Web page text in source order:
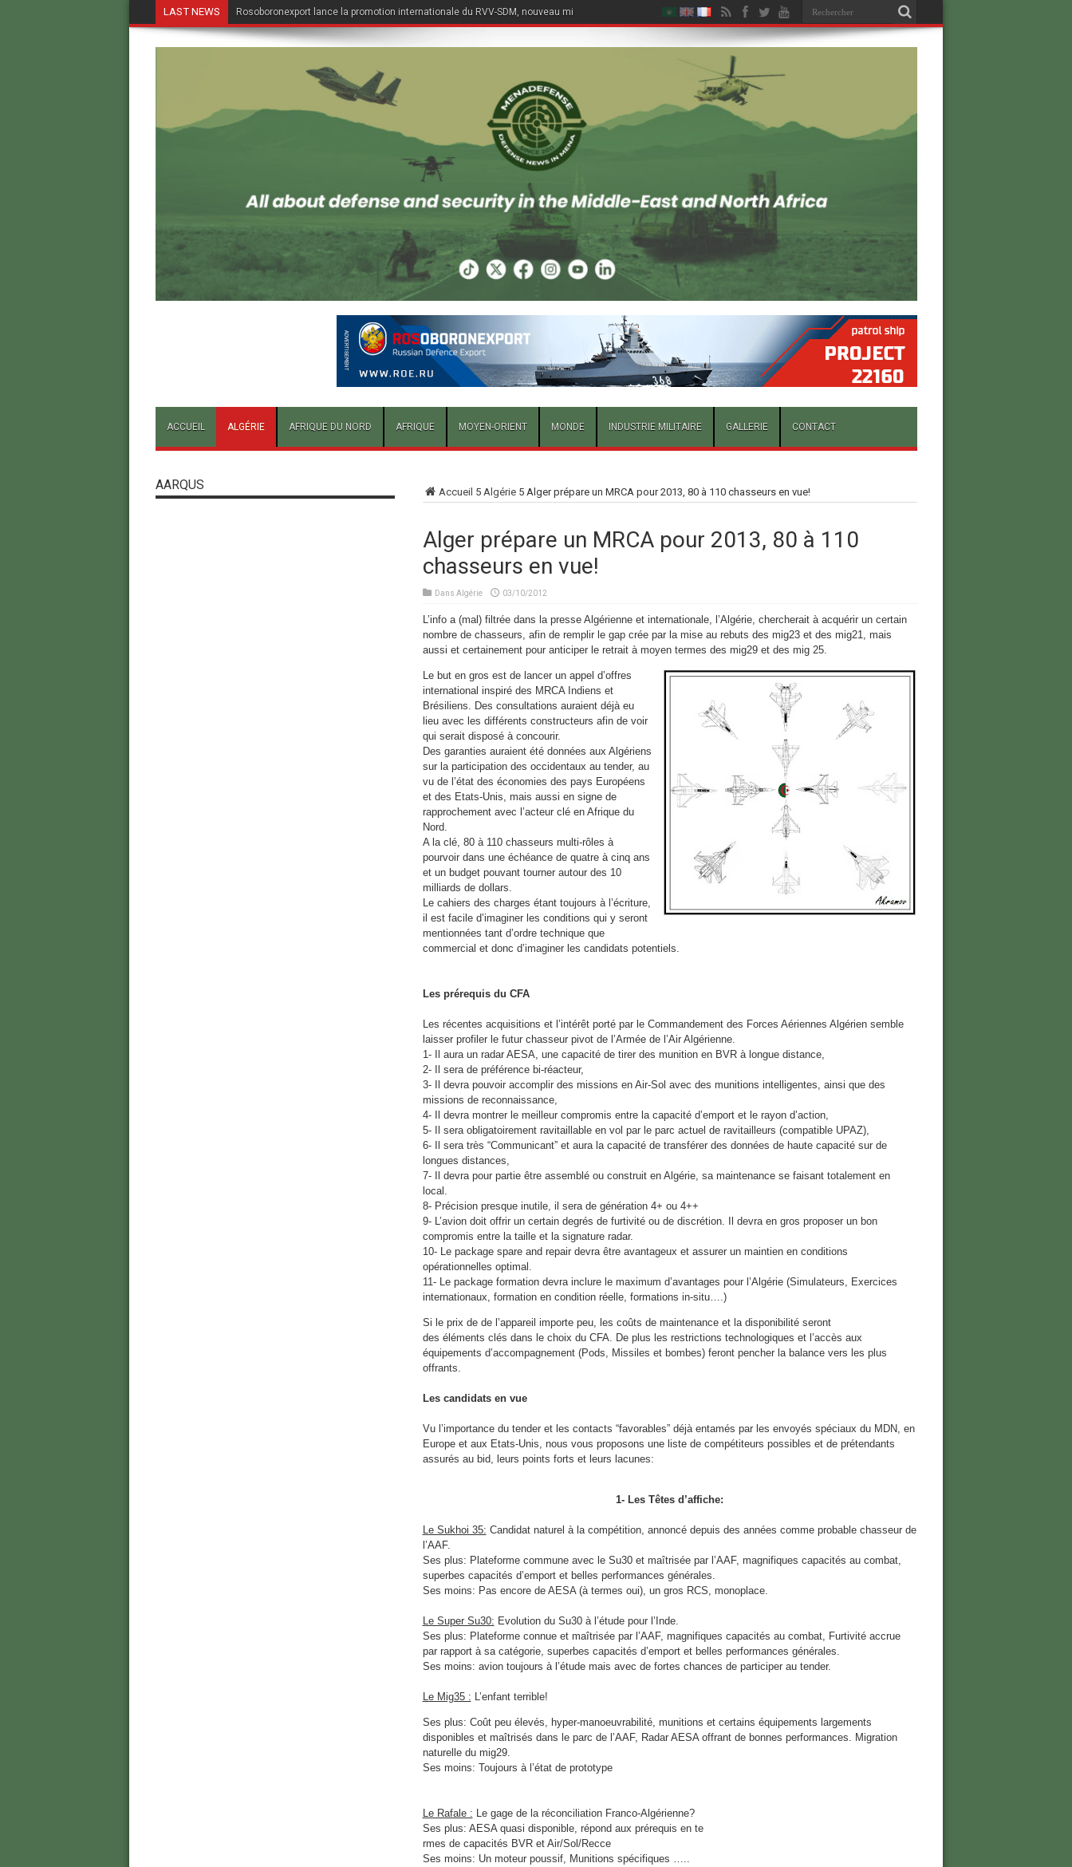
LAST NEWS Rosoboronexport lance la promotion internationale du RVV-SDM, nouveau missile air-air du Su-57E
ACCUEIL ALGÉRIE AFRIQUE DU NORD AFRIQUE MOYEN-ORIENT MONDE INDUSTRIE MILITAIRE GALLERIE CONTACT
Accueil 5 Algérie5 Alger prépare un MRCA pour 2013, 80 à 110 chasseurs en vue!
Alger prépare un MRCA pour 2013, 80 à 110
chasseurs en vue!
Dans Algérie 03/10/2012
L’info a (mal) filtrée dans la presse Algérienne et internationale, l’Algérie, chercherait à acquérir un certain
nombre de chasseurs, afin de remplir le gap crée par la mise au rebuts des mig23 et des mig21, mais
aussi et certainement pour anticiper le retrait à moyen termes des mig29 et des mig 25.
Le but en gros est de lancer un appel d’offres
international inspiré des MRCA Indiens et
Brésiliens. Des consultations auraient déjà eu
lieu avec les différents constructeurs afin de voir
qui serait disposé à concourir.
Des garanties auraient été données aux Algériens
sur la participation des occidentaux au tender, au
vu de l’état des économies des pays Européens
et des Etats-Unis, mais aussi en signe de
rapprochement avec l’acteur clé en Afrique du
Nord.
A la clé, 80 à 110 chasseurs multi-rôles à
pourvoir dans une échéance de quatre à cinq ans
et un budget pouvant tourner autour des 10
milliards de dollars.
Le cahiers des charges étant toujours à l’écriture,
il est facile d’imaginer les conditions qui y seront
mentionnées tant d’ordre technique que
commercial et donc d’imaginer les candidats potentiels.
Les prérequis du CFA
Les récentes acquisitions et l’intérêt porté par le Commandement des Forces Aériennes Algérien semble
laisser profiler le futur chasseur pivot de l’Armée de l’Air Algérienne.
1- Il aura un radar AESA, une capacité de tirer des munition en BVR à longue distance,
2- Il sera de préférence bi-réacteur,
3- Il devra pouvoir accomplir des missions en Air-Sol avec des munitions intelligentes, ainsi que des
missions de reconnaissance,
4- Il devra montrer le meilleur compromis entre la capacité d’emport et le rayon d’action,
5- Il sera obligatoirement ravitaillable en vol par le parc actuel de ravitailleurs (compatible UPAZ),
6- Il sera très “Communicant” et aura la capacité de transférer des données de haute capacité sur de
longues distances,
7- Il devra pour partie être assemblé ou construit en Algérie, sa maintenance se faisant totalement en
local.
8- Précision presque inutile, il sera de génération 4+ ou 4++
9- L’avion doit offrir un certain degrés de furtivité ou de discrétion. Il devra en gros proposer un bon
compromis entre la taille et la signature radar.
10- Le package spare and repair devra être avantageux et assurer un maintien en conditions
opérationnelles optimal.
11- Le package formation devra inclure le maximum d’avantages pour l’Algérie (Simulateurs, Exercices
internationaux, formation en condition réelle, formations in-situ….)
Si le prix de de l’appareil importe peu, les coûts de maintenance et la disponibilité seront
des éléments clés dans le choix du CFA. De plus les restrictions technologiques et l’accès aux
équipements d’accompagnement (Pods, Missiles et bombes) feront pencher la balance vers les plus
offrants.
Les candidats en vue
Vu l’importance du tender et les contacts “favorables” déjà entamés par les envoyés spéciaux du MDN, en
Europe et aux Etats-Unis, nous vous proposons une liste de compétiteurs possibles et de prétendants
assurés au bid, leurs points forts et leurs lacunes:
1- Les Têtes d’affiche:
Le Sukhoi 35: Candidat naturel à la compétition, annoncé depuis des années comme probable chasseur de
l’AAF.
Ses plus: Plateforme commune avec le Su30 et maîtrisée par l’AAF, magnifiques capacités au combat,
superbes capacités d’emport et belles performances générales.
Ses moins: Pas encore de AESA (à termes oui), un gros RCS, monoplace.
Le Super Su30: Evolution du Su30 à l’étude pour l’Inde.
Ses plus: Plateforme connue et maîtriséepar l’AAF, magnifiques capacités au combat, Furtivité accrue
par rapport à sa catégorie, superbes capacités d’emport et belles performances générales.
Ses moins: avion toujours à l’étude mais avec de fortes chances de participer au tender.
Le Mig35 : L’enfant terrible!
Ses plus: Coût peu élevés, hyper-manoeuvrabilité, munitions et certains équipements largements
disponibles et maîtrisés dans le parc de l’AAF, Radar AESA offrant de bonnes performances. Migration
naturelle du mig29.
Ses moins: Toujours à l’état de prototype
Le Rafale : Le gage de la réconciliation Franco-Algérienne?
Ses plus: AESA quasi disponible, répond aux prérequis en te
rmes de capacités BVR et Air/Sol/Recce
Ses moins: Un moteur poussif, Munitions spécifiques …..
AARQUS